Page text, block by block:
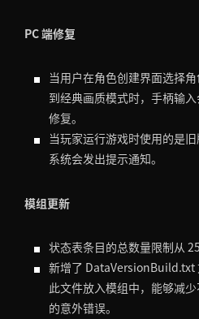
PC 端修复
当用户在角色创建界面选择
到经典画质模式时，手柄输
修复。
当玩家运行游戏时使用的是
系统会发出提示通知。
模组更新
状态表条目的总数量限制从
新增了 DataVersionBuild.txt
此文件放入模组中，能够减
的意外错误。